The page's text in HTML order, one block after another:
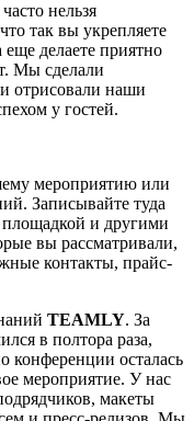
нельзя
так вы укрепляете
делаете приятно
Мы сделали
отрисовали наши
у гостей.
мероприятию или
Записывайте туда
и другими
вы рассматривали,
контакты, прайс-
TEAMLY. За
в полтора раза,
конференции осталась
мероприятие. У нас
макеты